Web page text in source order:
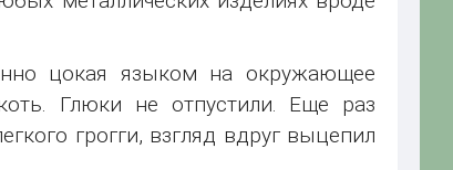
цокая языком на окружающее
Глюки не отпустили. Еще раз
грогги, взгляд вдруг выцепил